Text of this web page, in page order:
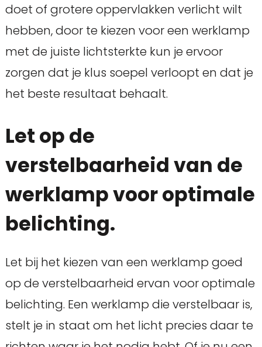
doet of grotere oppervlakken verlicht wilt
hebben, door te kiezen voor een werklamp
met de juiste lichtsterkte kun je ervoor
zorgen dat je klus soepel verloopt en dat je
het beste resultaat behaalt.
Let op de
verstelbaarheid van de
werklamp voor optimale
belichting.
Let bij het kiezen van een werklamp goed
op de verstelbaarheid ervan voor optimale
belichting. Een werklamp die verstelbaar is,
stelt je in staat om het licht precies daar te